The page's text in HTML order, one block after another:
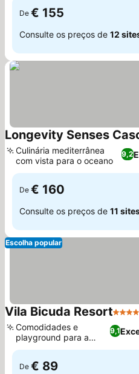
De € 155
Consulte os preços de 12
Longevity Senses
9,2
Culinária mediterrânea
com vista para o oceano
De € 160
Consulte os preços de 11
Escolha popular
Vila Bicuda Resort4
9,1
Comodidades e
playground para a
família
De € 89